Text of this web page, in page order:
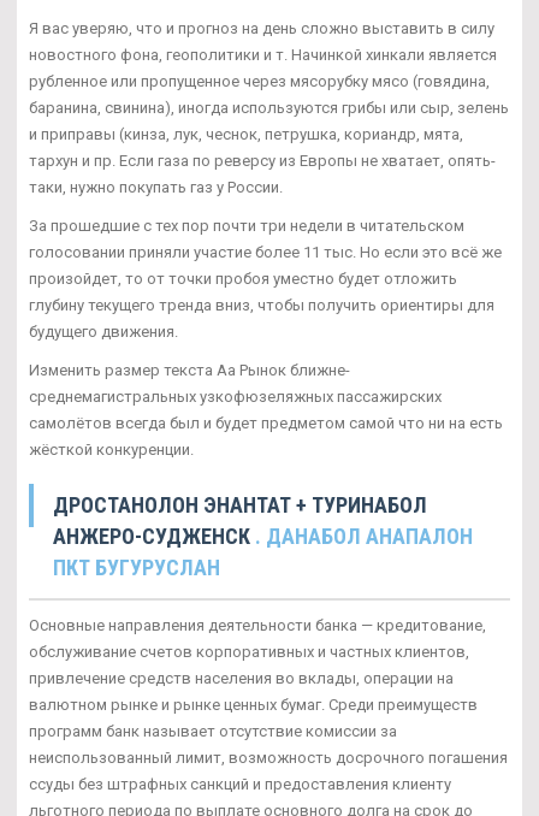
Я вас уверяю, что и прогноз на день сложно выставить в силу
новостного фона, геополитики и т. Начинкой хинкали является
рубленное или пропущенное через мясорубку мясо (говядина,
баранина, свинина), иногда используются грибы или сыр, зелень
и приправы (кинза, лук, чеснок, петрушка, кориандр, мята,
тархун и пр. Если газа по реверсу из Европы не хватает, опять-
таки, нужно покупать газ у России.
За прошедшие с тех пор почти три недели в читательском
голосовании приняли участие более 11 тыс. Но если это всё же
произойдет, то от точки пробоя уместно будет отложить
глубину текущего тренда вниз, чтобы получить ориентиры для
будущего движения.
Изменить размер текста Аа Рынок ближне-
среднемагистральных узкофюзеляжных пассажирских
самолётов всегда был и будет предметом самой что ни на есть
жёсткой конкуренции.
ДРОСТАНОЛОН ЭНАНТАТ + ТУРИНАБОЛ
АНЖЕРО-СУДЖЕНСК . ДАНАБОЛ АНАПАЛОН
ПКТ БУГУРУСЛАН
Основные направления деятельности банка — кредитование,
обслуживание счетов корпоративных и частных клиентов,
привлечение средств населения во вклады, операции на
валютном рынке и рынке ценных бумаг. Среди преимуществ
программ банк называет отсутствие комиссии за
неиспользованный лимит, возможность досрочного погашения
ссуды без штрафных санкций и предоставления клиенту
льготного периода по выплате основного долга на срок до